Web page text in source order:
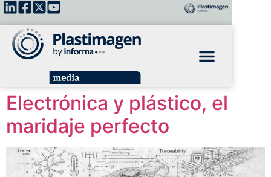
Electrónica y plástico, el
maridaje perfecto